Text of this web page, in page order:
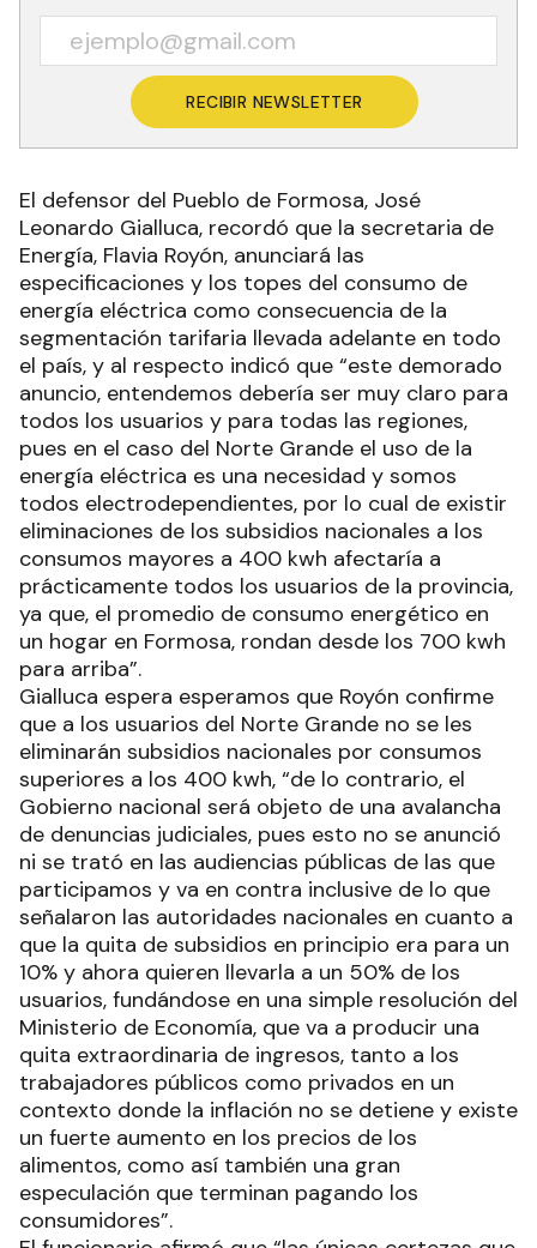
RECIBIR NEWSLETTER
El defensor del Pueblo de Formosa, José
Leonardo Gialluca, recordó que la secretaria de
Energía, Flavia Royón, anunciará las
especificaciones y los topes del consumo de
energía eléctrica como consecuencia de la
segmentación tarifaria llevada adelante en todo
el país, y al respecto indicó que “este demorado
anuncio, entendemos debería ser muy claro para
todos los usuarios y para todas las regiones,
pues en el caso del Norte Grande el uso de la
energía eléctrica es una necesidad y somos
todos electrodependientes, por lo cual de existir
eliminaciones de los subsidios nacionales a los
consumos mayores a 400 kwh afectaría a
prácticamente todos los usuarios de la provincia,
ya que, el promedio de consumo energético en
un hogar en Formosa, rondan desde los 700 kwh
para arriba”.
Gialluca espera esperamos que Royón confirme
que a los usuarios del Norte Grande no se les
eliminarán subsidios nacionales por consumos
superiores a los 400 kwh, “de lo contrario, el
Gobierno nacional será objeto de una avalancha
de denuncias judiciales, pues esto no se anunció
ni se trató en las audiencias públicas de las que
participamos y va en contra inclusive de lo que
señalaron las autoridades nacionales en cuanto a
que la quita de subsidios en principio era para un
10% y ahora quieren llevarla a un 50% de los
usuarios, fundándose en una simple resolución del
Ministerio de Economía, que va a producir una
quita extraordinaria de ingresos, tanto a los
trabajadores públicos como privados en un
contexto donde la inflación no se detiene y existe
un fuerte aumento en los precios de los
alimentos, como así también una gran
especulación que terminan pagando los
consumidores”.